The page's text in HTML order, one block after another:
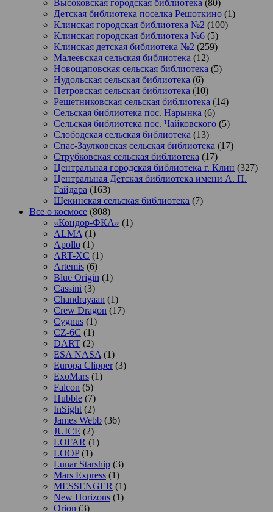
Высоковская городская библиотека (80)
Детская библиотека поселка Решоткино (1)
Клинская городская библиотека №2 (100)
Клинская городская библиотека №6 (5)
Клинская детская библиотека №2 (259)
Малеевская сельская библиотека (12)
Новощаповская сельская библиотека (5)
Нудольская сельская библиотека (6)
Петровская сельская библиотека (10)
Решетниковская сельская библиотека (14)
Сельская библиотека пос. Нарынка (6)
Сельская библиотека пос. Чайковского (5)
Слободская сельская библиотека (13)
Спас-Заулковская сельская библиотека (17)
Струбковская сельская библиотека (17)
Центральная городская библиотека г. Клин (327)
Центральная Детская библиотека имени А. П.
Гайдара (163)
Щекинская сельская библиотека (7)
Все о космосе (808)
«Кондор-ФКА» (1)
ALMA (1)
Apollo (1)
ART-XC (1)
Artemis (6)
Blue Origin (1)
Cassini (3)
Chandrayaan (1)
Crew Dragon (17)
Cygnus (1)
CZ-6C (1)
DART (2)
ESA NASA (1)
Europa Clipper(3)
ExoMars (1)
Falcon (5)
Hubble (7)
InSight (2)
James Webb (36)
JUICE (2)
LOFAR (1)
LOOP(1)
Lunar Starship (3)
Mars Express (1)
MESSENGER (1)
New Horizons (1)
Orion (3)